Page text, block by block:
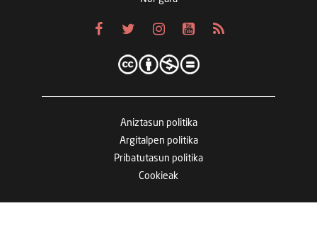
Aniztasun politika
Argitalpen politika
Pribatutasun politika
Cookieak